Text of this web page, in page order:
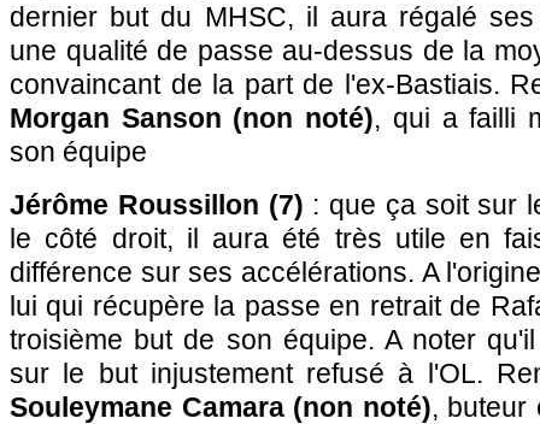
dernier but du MHSC, il aura régalé
une qualité de passe au-dessus de la
convaincant de la part de l'ex-Bastiais.
Morgan Sanson (non noté), qui a failli
son équipe
Jérôme Roussillon (7) : que ça soit sur
le côté droit, il aura été très utile en
différence sur ses accélérations. A
lui qui récupère la passe en retrait de
troisième but de son équipe. A noter
sur le but injustement refusé à l'OL.
Souleymane Camara (non noté), buteur